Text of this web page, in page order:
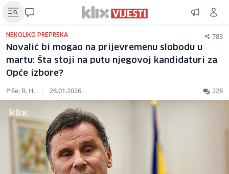
NEKOLIKO PREPREKA 783
Novalić bi mogao na prijevremenu slobodu u
martu: Šta stoji na putu njegovoj kandidaturi za
Opće izbore?
Piše: B. H. | 28.01.2026. 228